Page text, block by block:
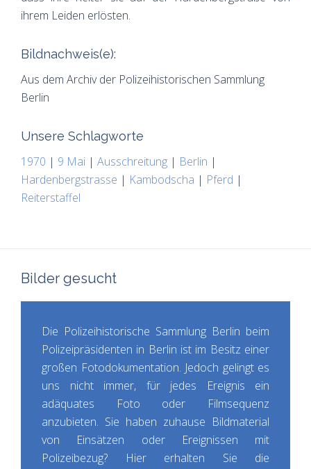
ihrem Leiden erlösten.
Bildnachweis(e):
Aus dem Archiv der Polizeihistorischen Sammlung
Berlin
Unsere Schlagworte
1970 | 9 Mai | Ausschreitung | Berlin |
Hardenbergstrasse | Kambodscha | Pferd |
Reiterstaffel
Bilder gesucht
Die Polizeihistorische Sammlung Berlin beim
Polizeipräsidenten in Berlin ist im Besitz einer
großen Fotodokumentation. Jedoch gelingt es
uns nicht immer, für jedes Ereignis ein
adäquates Foto oder Filmsequenz
anzubieten. Sie haben zuhause Bildmaterial
von Einsätzen oder Ereignissen mit
Polizeibezug? Hier erhalten Sie die